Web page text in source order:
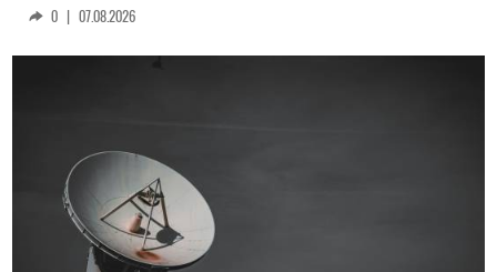
0 | 07.08.2026